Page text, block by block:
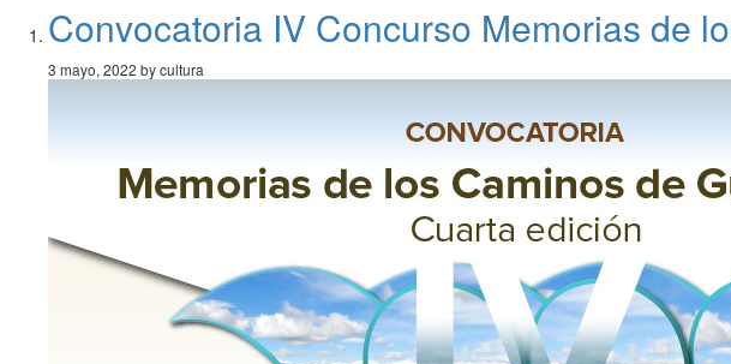
Convocatoria IV Concurso Memorias de
3 mayo, 2022 by cultura